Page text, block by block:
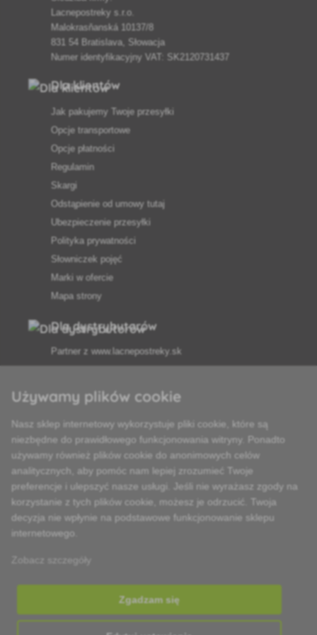
Lacnepostreky s.r.o.
Malokrasňanská 10137/8
831 54 Bratislava, Słowacja
Numer identyfikacyjny VAT: SK2120731437
Dla klientów
Jak pakujemy Twoje przesyłki
Opcje transportowe
Opcje płatności
Regulamin
Skargi
Odstąpienie od umowy tutaj
Ubezpieczenie przesyłki
Polityka prywatności
Słowniczek pojęć
Marki w ofercie
Mapa strony
Dla dystrybutorów
Partner z www.lacnepostreky.sk
Zawsze służymy fachową poradą
Używamy plików cookie
Nasz sklep internetowy wykorzystuje pliki cookie, które są
niezbędne do prawidłowego funkcjonowania witryny. Ponadto
używamy również plików cookie do anonimowych celów
analitycznych, aby pomóc nam lepiej zrozumieć Twoje
preferencje i ulepszyć nasze usługi. Jeśli nie wyrażasz zgody na
korzystanie z tych plików cookie, możesz je odrzucić. Twoja
decyzja nie wpłynie na podstawowe funkcjonowanie sklepu
internetowego.
Zobacz szczegóły
Zgadzam się